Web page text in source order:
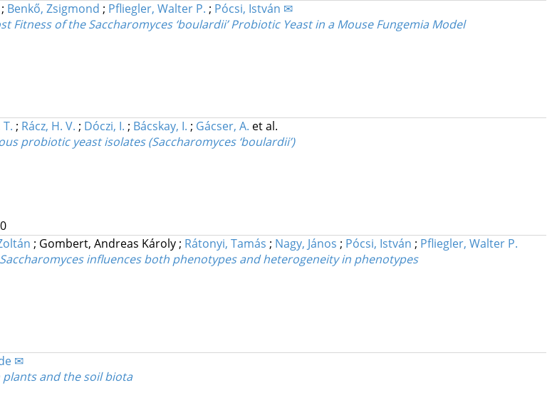
; Benkő, Zsigmond ; Pfliegler, Walter P. ; Pócsi, István ✉
Fitness of the Saccharomyces ‘boulardii’ Probiotic Yeast in a Mouse Fungemia Model
; Rácz, H. V. ; Dóczi, I. ; Bácskay, I. ; Gácser, A. et al.
probiotic yeast isolates (Saccharomyces ‘boulardii’)
; Gombert, Andreas Károly; Rátonyi, Tamás ; Nagy, János ; Pócsi, István ; Pfliegler, Walter P.
influences both phenotypes and heterogeneity in phenotypes
✉
and the soil biota